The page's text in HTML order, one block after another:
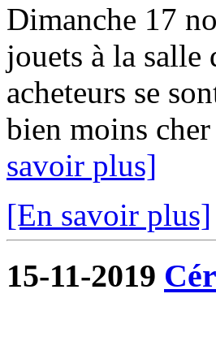
Dimanche 17
jouets à la salle
acheteurs se
bien moins
savoir plus]
[En savoir plus]
15-11-2019